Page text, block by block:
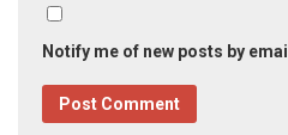
Notify me of new posts by